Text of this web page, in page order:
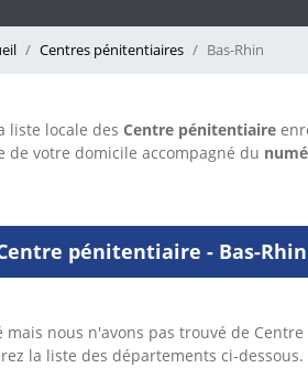
Centres pénitentiaires Bas-Rhin
liste locale des Centre pénitentiaire
de votre domicile accompagné du
pénitentiaire - Bas-Rhin
mais nous n'avons pas trouvé de
la liste des départements ci-dessous.